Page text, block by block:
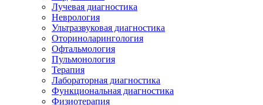
Лучевая диагностика
Неврология
Ультразвуковая диагностика
Оториноларингология
Офтальмология
Пульмонология
Терапия
Лабораторная диагностика
Функциональная диагностика
Физиотерапия